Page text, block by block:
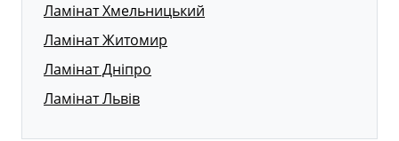
Ламінат Хмельницький
Ламінат Житомир
Ламінат Дніпро
Ламінат Львів